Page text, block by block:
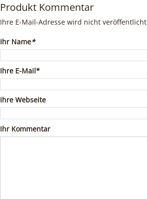
Produkt Kommentar
Ihre E-Mail-Adresse wird nicht veröffentlicht
Ihr Name*
Ihre E-Mail*
Ihre Webseite
Ihr Kommentar